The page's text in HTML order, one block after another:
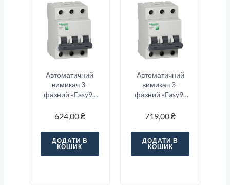
Автоматичний
вимикач 3-
фазний «Easy9»
«C»
624,00₴
ДОДАТИ В
КОШИК
Автоматичний
вимикач 3-
фазний «Easy9»
«B»
719,00₴
ДОДАТИ В
КОШИК